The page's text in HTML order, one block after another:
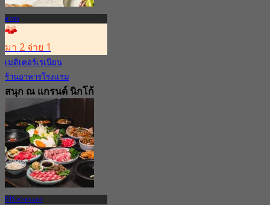
สาทร
มา 2 จ่าย 1
เมดิเตอร์เรเนียน
ร้านอาหารโรงแรม
สนุก ณ แกรนด์ นิกโก้
กรุงเทพฯ สาทร
New
4.8
จาก฿ 550
BTS ศาลาแดง